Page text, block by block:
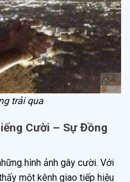
trải qua
Cười – Sự Đồng
hình ảnh gây cười. Với
một kênh giao tiếp hiệu